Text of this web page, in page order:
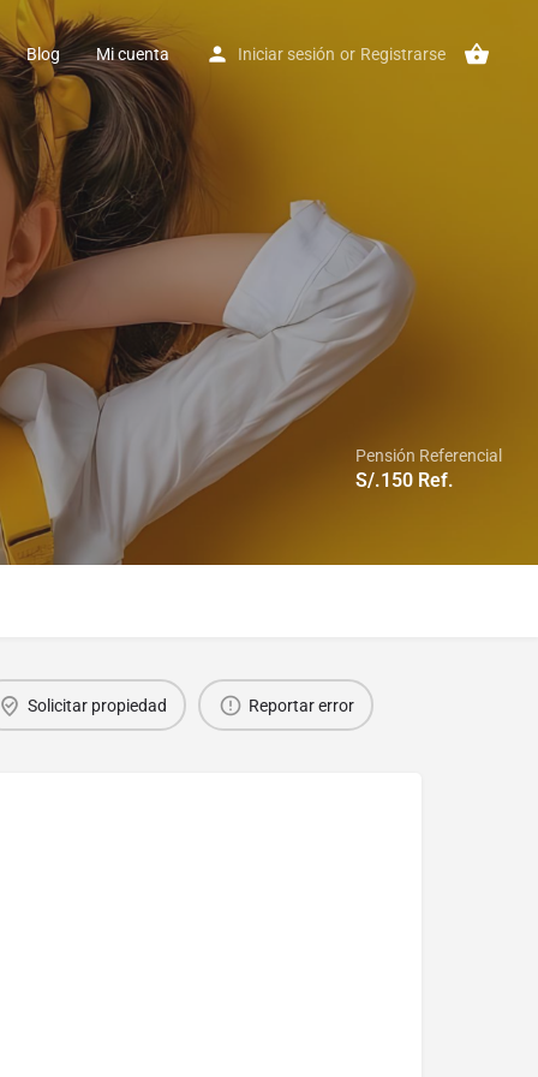
Blog Mi cuenta Iniciar sesión or Registrarse
Pensión Referencial
S/.150 Ref.
Solicitar propiedad Reportar error